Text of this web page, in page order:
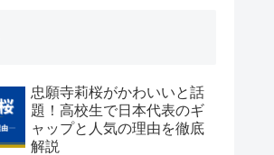
忠願寺莉桜がかわいいと話
題！高校生で日本代表のギ
ャップと人気の理由を徹底
解説